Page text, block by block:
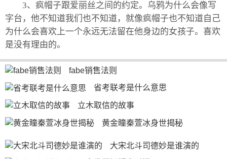
3、疯帽子跟爱丽丝之间的约定。乌鸦为什么会像写
字台，他不知道我们也不知道，就像疯帽子也不知道自己
为什么会喜欢上一个永远无法留在他身边的女孩子。喜欢
是没有理由的。
fabe销售法则
省考联考是什么意思
立木取信的故事
黄金瞳秦萱冰身世揭秘
大宋北斗司德妙是谁演的